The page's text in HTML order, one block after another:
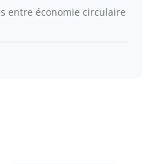
entre économie circulaire